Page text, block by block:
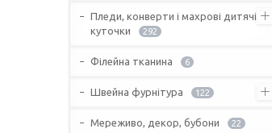
Пледи, конверти і махрові дитячі
куточки
292
Філейна тканина 6
Швейна фурнітура 122
Мереживо, декор, бубони 22